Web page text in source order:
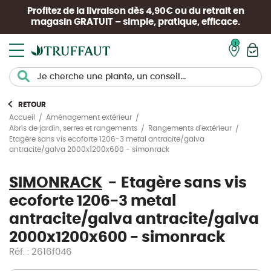
Profitez de la livraison dès 4,90€ ou du retrait en
magasin GRATUIT – simple, pratique, efficace.
RETOUR
Accueil
Aménagement extérieur
Abris de jardin, serres et rangements
Rangements d'extérieur
Etagère sans vis ecoforte 1206-3 metal antracite/galva
antracite/galva 2000x1200x600 - simonrack
SIMONRACK
Etagère sans vis
ecoforte 1206-3 metal
antracite/galva antracite/galva
2000x1200x600 - simonrack
Réf. : 2616f046